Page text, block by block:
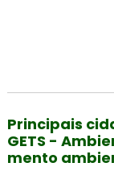
Principais
GETS -
mento